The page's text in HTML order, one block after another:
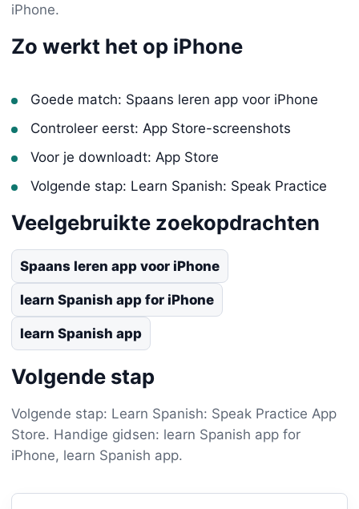
iPhone.
Zo werkt het op iPhone
Goede match: Spaans leren app voor iPhone
Controleer eerst: App Store-screenshots
Voor je downloadt: App Store
Volgende stap: Learn Spanish: Speak Practice
Veelgebruikte zoekopdrachten
Spaans leren app voor iPhone
learn Spanish app for iPhone
learn Spanish app
Volgende stap
Volgende stap: Learn Spanish: Speak Practice App
Store. Handige gidsen: learn Spanish app for
iPhone, learn Spanish app.